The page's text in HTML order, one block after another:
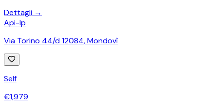
Dettagli →
Api-Ip
Via Torino 44/d 12084,Mondovì
Self
€1,979